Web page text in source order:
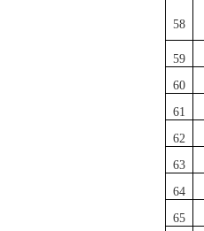
58
59
60
61
62
63
64
65